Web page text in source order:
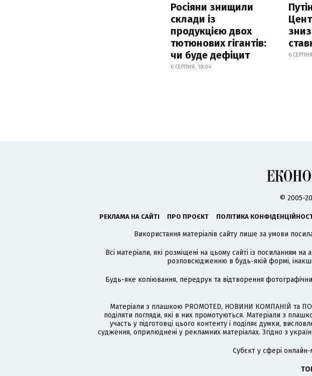
Росіяни знищили
склади із
продукцією двох
тютюнових гігантів:
чи буде дефіцит
6 СЕРПНЯ, 18:04
6
© 2005-
РЕКЛАМА НА САЙТІ ПРО ПРОЄКТ ПОЛІТИКА
Використання матеріалів сайту лише за умови
Всі матеріали, які розміщені на цьому сайті із посиланням на
розповсюдженню в будь-якій формі,
Будь-яке копіювання, передрук та відтворення
Матеріали з плашкою PROMOTED, НОВИНИ КОМПАНІЙ та
поділяти погляди, які в них промотуються. Матеріали з
участь у підготовці цього контенту і поділяє думки,
судження, оприлюднені у рекламних матеріалах. Згідно з
Cубєкт у сфері онлайн-